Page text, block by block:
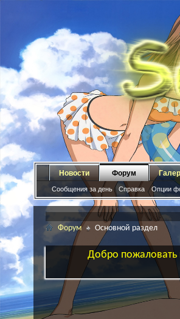
Новости Форум
Сообщения за день Справка Опции
Форум Основной раздел
Добро пожаловать